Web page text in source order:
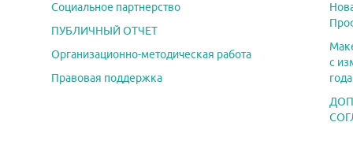
Социальное партнерство
ПУБЛИЧНЫЙ ОТЧЕТ
Организационно-методическая работа
Правовая поддержка
с
года